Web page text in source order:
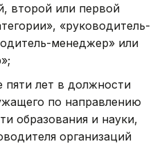
второй или первой
«руководитель-
менеджер» или
пяти лет в должности
по направлению
образования и науки,
организаций